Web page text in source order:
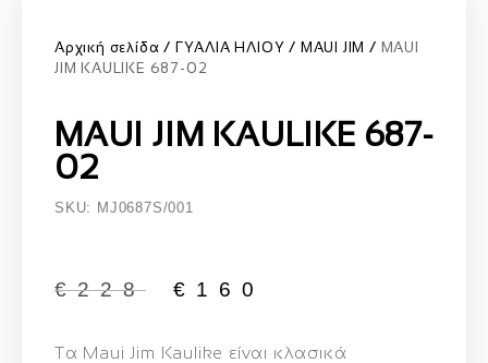
Αρχική σελίδα ΓΥΑΛΙΑ ΗΛΙΟΥ MAUI JIM
MAUI
JIM KAULIKE 687-02
MAUI JIM KAULIKE 687-
02
SKU: MJ0687S/001
€228 € 160
Τα Maui Jim Kaulike είναι κλασικά